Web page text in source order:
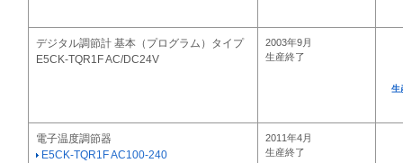
デジタル調節計 基本（プログラム）タイプ
E5CK-TQR1F AC/DC24V
2003年9月
生産終了
生
電子温度調節器
E5CK-TQR1F AC100-240
2011年4月
生産終了